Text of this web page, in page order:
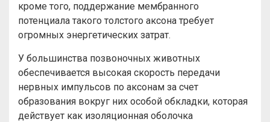
кроме того, поддержание мембранного
потенциала такого толстого аксона требует
огромных энергетических затрат.
У большинства позвоночных животных
обеспечивается высокая скорость передачи
нервных импульсов по аксонам за счет
образования вокруг них особой обкладки, которая
действует как изоляционная оболочка